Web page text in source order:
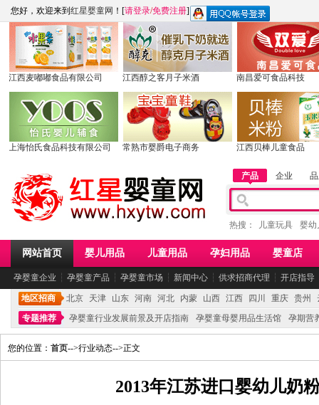
您好，欢迎来到 红星婴童网 ！[请登录/免费注册]
江西麦嘟嘟食品有限公司 江西醇之客月子米酒 南昌爱可食品科技
上海怡氏食品科技有限公司 常熟市婴爵电子商务 江西贝棒儿童食品
产品 企业
热搜： 儿童玩具 婴幼
网站首页 婴儿用品 儿童用品 孕妇用品 婴童店
孕婴童企业 ┆ 孕婴童产品 ┆ 孕婴童市场 ┆ 新闻中心 ┆ 供求招商代理 ┆ 开店指导
地区招商 北京 天津 山东 河南 河北 内蒙 山西 江西 四川 重庆 贵州
专题推荐
孕婴童行业发展前景及开店指南 孕婴童母婴用品生活馆 孕期营
您的位置： 首页-->行业动态-->正文
2013年江苏进口婴幼儿奶